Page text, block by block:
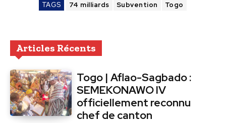
TAGS 74 milliards Subvention Togo
Articles Récents
Togo | Aflao-Sagbado :
SEMEKONAWO IV
officiellement reconnu
chef de canton